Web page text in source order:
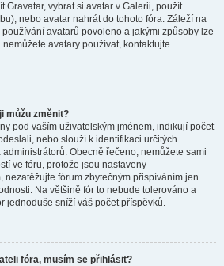
Gravatar, vybrat si avatar v Galerii, použít
nebo avatar nahrát do tohoto fóra. Záleží na
avatarů povoleno a jakými způsoby lze
avatary používat, kontaktujte
můžu změnit?
pod vaším uživatelským jménem, indikují počet
nebo slouží k identifikaci určitých
Obecně řečeno, nemůžete sami
ve fóru, protože jsou nastaveny
nezatěžujte fórum zbytečným přispíváním jen
Na většině fór to nebude tolerováno a
jednoduše sníží váš počet příspěvků.
fóra, musím se přihlásit?